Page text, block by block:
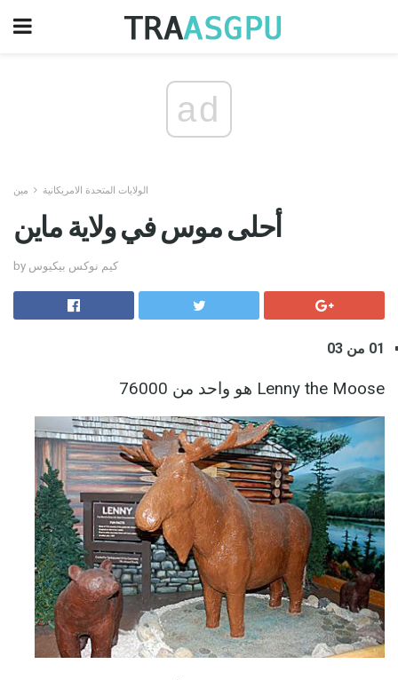
ad
الولايات المتحدة الامريكانية مين
أحلى موس في ولاية ماين
by كيم نوكس بيكيوس
01 من 03
Lenny the Moose هو واحد من 76000